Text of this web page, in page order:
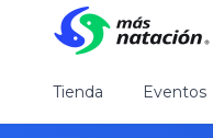
Tienda Eventos